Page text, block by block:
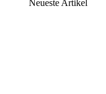
Neueste Artikel